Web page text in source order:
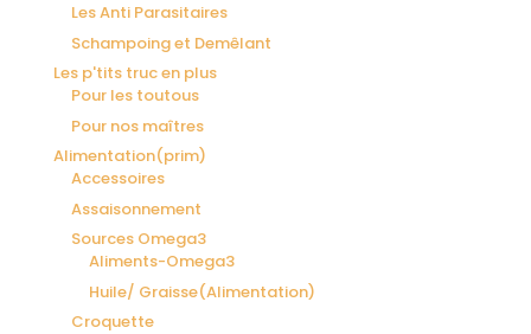
Les Anti Parasitaires
Schampoing et Demêlant
Les p'tits truc en plus
Pour les toutous
Pour nos maîtres
Alimentation(prim)
Accessoires
Assaisonnement
Sources Omega3
Aliments-Omega3
Huile/ Graisse(Alimentation)
Croquette